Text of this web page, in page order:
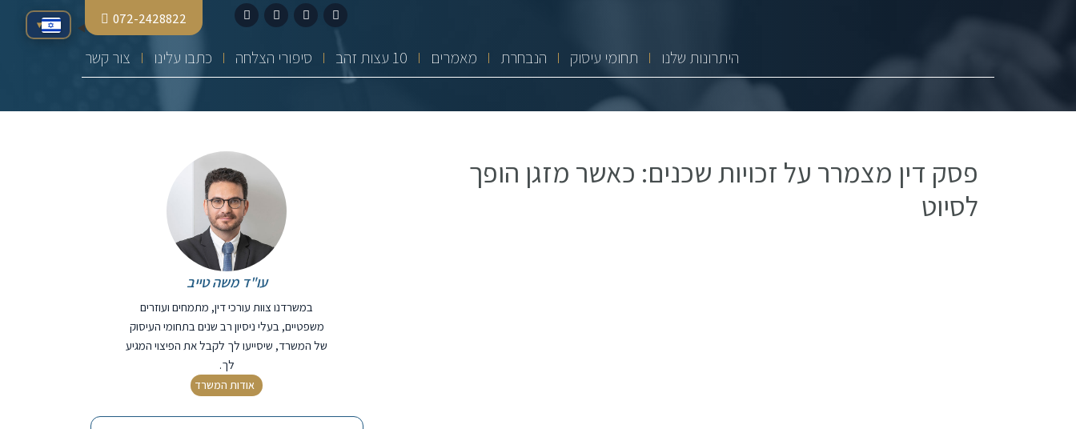
072-2428822
היתרונות שלנו תחומי עיסוק הנבחרת מאמרים 10 עצות זהב סיפורי הצלחה כתבו עלינו צור קשר
פסק דין מצמרר על זכויות שכנים: כאשר מזגן הופך
לסיוט
עו"ד משה טייב
במשרדנו צוות עורכי דין, מתמחים ועוזרים
משפטיים, בעלי ניסיון רב שנים בתחומי העיסוק
של המשרד, שיסייעו לך לקבל את הפיצוי המגיע
לך.
אודות המשרד
▾